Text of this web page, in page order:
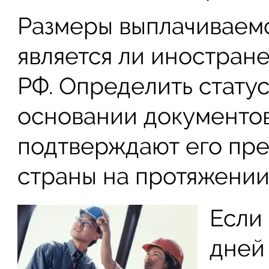
Размеры
является ли
РФ. Определить
основании
подтверждают его
страны на
Если
дней